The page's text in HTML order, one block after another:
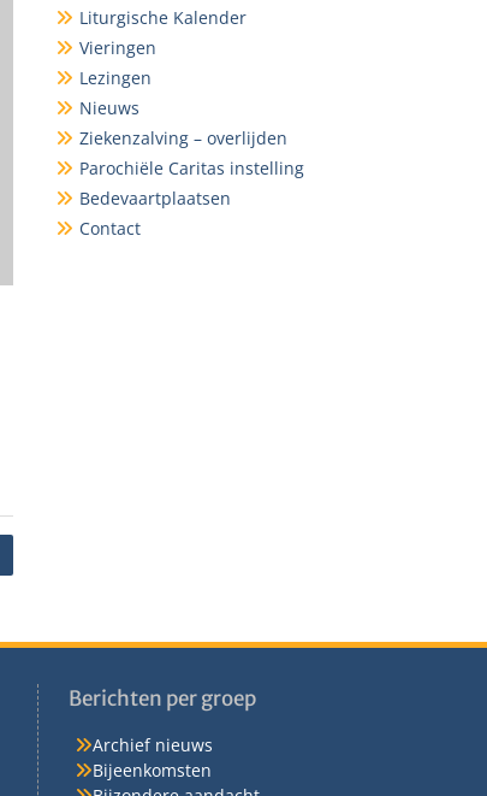
Liturgische Kalender
Vieringen
Lezingen
Nieuws
Ziekenzalving – overlijden
Parochiële Caritas instelling
Bedevaartplaatsen
Contact
Berichten per groep
Archief nieuws
Bijeenkomsten